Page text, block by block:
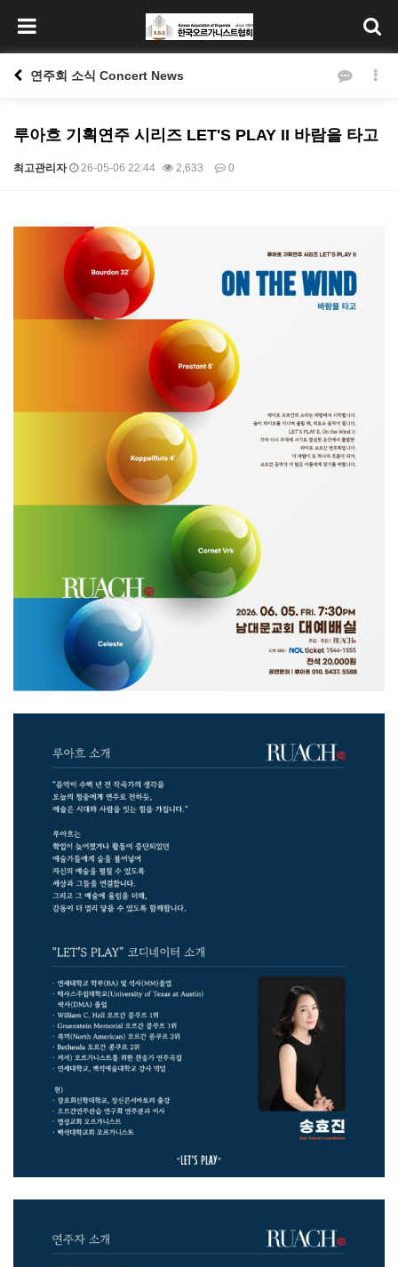
연주회 소식 Concert News
루아흐 기획연주 시리즈 LET'S PLAY II 바람을 타고
최고관리자 26-05-06 22:44 2,633 0